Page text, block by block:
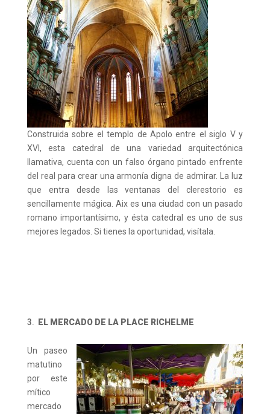
Construida sobre el templo de Apolo entre el siglo V y
XVI, esta catedral de una variedad arquitectónica
llamativa, cuenta con un falso órgano pintado enfrente
del real para crear una armonía digna de admirar. La luz
que entra desde las ventanas delclerestorio es
sencillamente mágica. Aix es una ciudad con un pasado
romano importantísimo, y ésta catedral es uno de sus
mejores legados. Si tienes la oportunidad, visítala.
EL MERCADO DE LA PLACE RICHELME
Un paseo
matutino
por este
mítico
mercado